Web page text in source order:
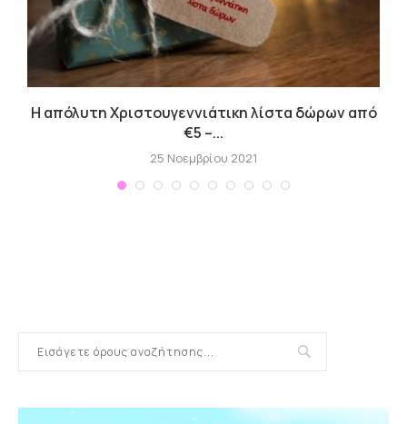
Η απόλυτη Χριστουγεννιάτικη λίστα δώρων από
€5 –...
25 Νοεμβρίου 2021